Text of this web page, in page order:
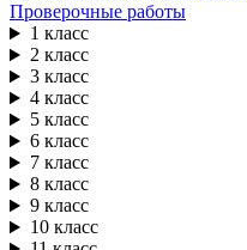
Проверочные работы
1 класс
2 класс
3 класс
4 класс
5 класс
6 класс
7 класс
8 класс
9 класс
10 класс